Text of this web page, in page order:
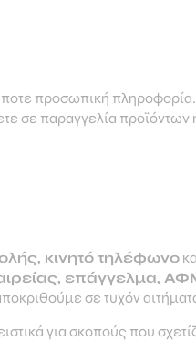
προσωπική
σε παραγγελία προϊόντων
κινητό τηλέφωνο
επάγγελμα,
σε τυχόν
για σκοπούς που